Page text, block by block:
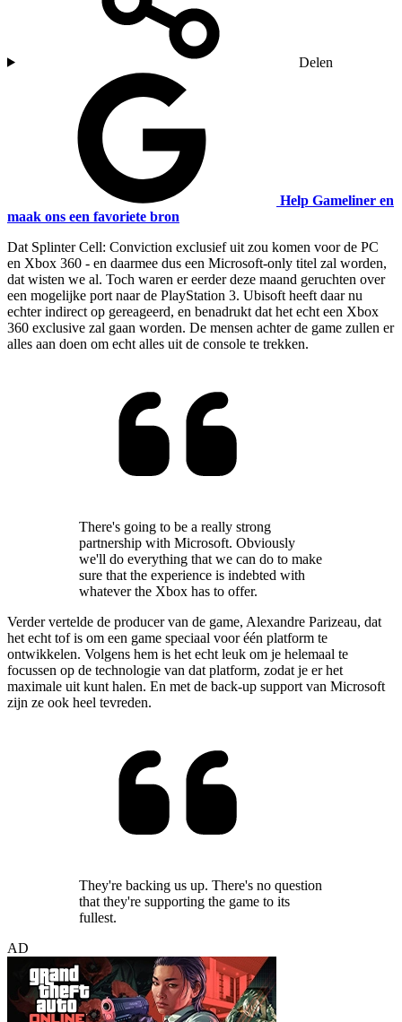
Delen
Help Gameliner en
maak ons een favoriete bron
Dat Splinter Cell: Conviction exclusief uit zou komen voor de PC
en Xbox 360 - en daarmee dus een Microsoft-only titel zal worden,
dat wisten we al. Toch waren er eerder deze maand geruchten over
een mogelijke port naar de PlayStation 3. Ubisoft heeft daar nu
echter indirect op gereageerd, en benadrukt dat het echt een Xbox
360 exclusive zal gaan worden. De mensen achter de game zullen er
alles aan doen om echt alles uit de console te trekken.
There's going to be a really strong
partnership with Microsoft. Obviously
we'll do everything that we can do to make
sure that the experience is indebted with
whatever the Xbox has to offer.
Verder vertelde de producer van de game, Alexandre Parizeau, dat
het echt tof is om een game speciaal voor één platform te
ontwikkelen. Volgens hem is het echt leuk om je helemaal te
focussen op de technologie van dat platform, zodat je er het
maximale uit kunt halen. En met de back-up support van Microsoft
zijn ze ook heel tevreden.
They're backing us up. There's no question
that they're supporting the game to its
fullest.
AD